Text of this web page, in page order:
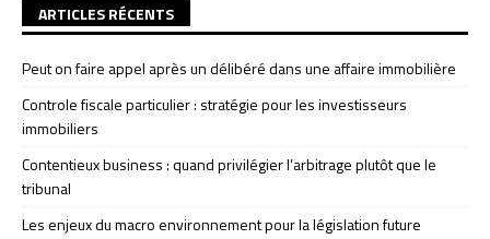
ARTICLES RÉCENTS
Peut on faire appel après un délibéré dans une affaire immobilière
Controle fiscale particulier : stratégie pour les investisseurs
immobiliers
Contentieux business : quand privilégier l’arbitrage plutôt que le
tribunal
Les enjeux du macro environnement pour la législation future